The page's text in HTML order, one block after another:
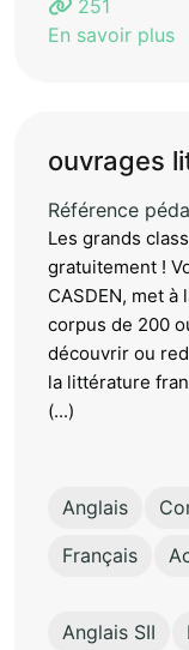
251
En savoir plus
ouvrages
Référence
Les grands
gratuitement !
CASDEN, met
corpus de 200
découvrir ou
la littérature
(...)
Anglais
Français
Anglais SII